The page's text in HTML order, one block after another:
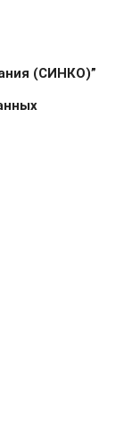
(СИНКО)”